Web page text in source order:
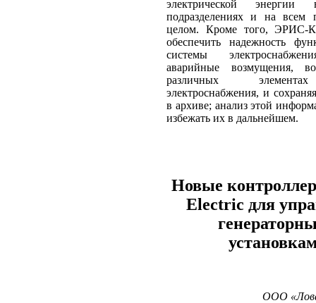
электрической энергии
подразделениях и на всем
целом. Кроме того, ЭРИС-
обеспечить надежность
системы
аварийные возмущения,
различных
электроснабжения, и
в архиве; анализ этой
избежать их в дальнейшем.
Новые
Electric для
ООО